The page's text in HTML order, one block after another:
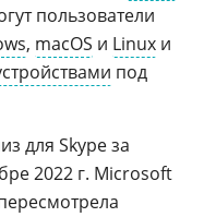
пользователи
, macOS и Linux и
под
для Skype за
2022 г. Microsoft